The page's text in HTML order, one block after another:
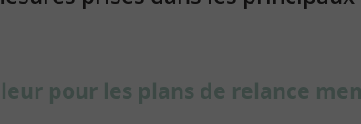
pour les plans de relance